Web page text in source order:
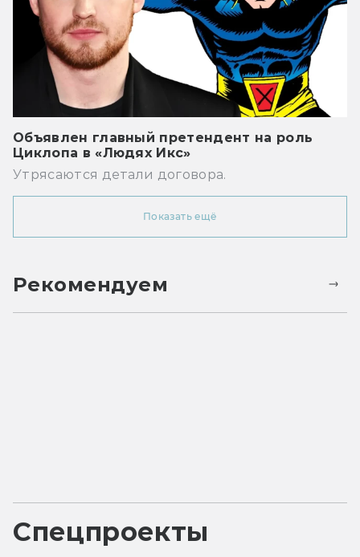
Объявлен главный претендент на роль
Циклопа в «Людях Икс»
Утрясаются детали договора.
Показать ещё
Рекомендуем
Спецпроекты